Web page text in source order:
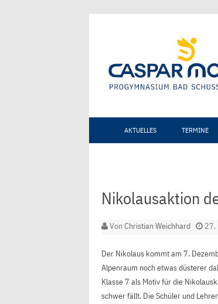
AKTUELLES TERMINE
Nikolausaktion
VonChristian Weichhard 27.
Der Nikolaus kommt am 7.
Alpenraum noch etwas düsterer
Klasse 7 als Motiv für die
schwer fällt. Die Schüler und